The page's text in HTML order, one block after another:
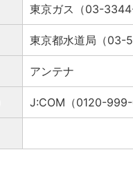
東京ガス（03-
東京都水道局（03-
アンテナ
J:COM（0120-999-